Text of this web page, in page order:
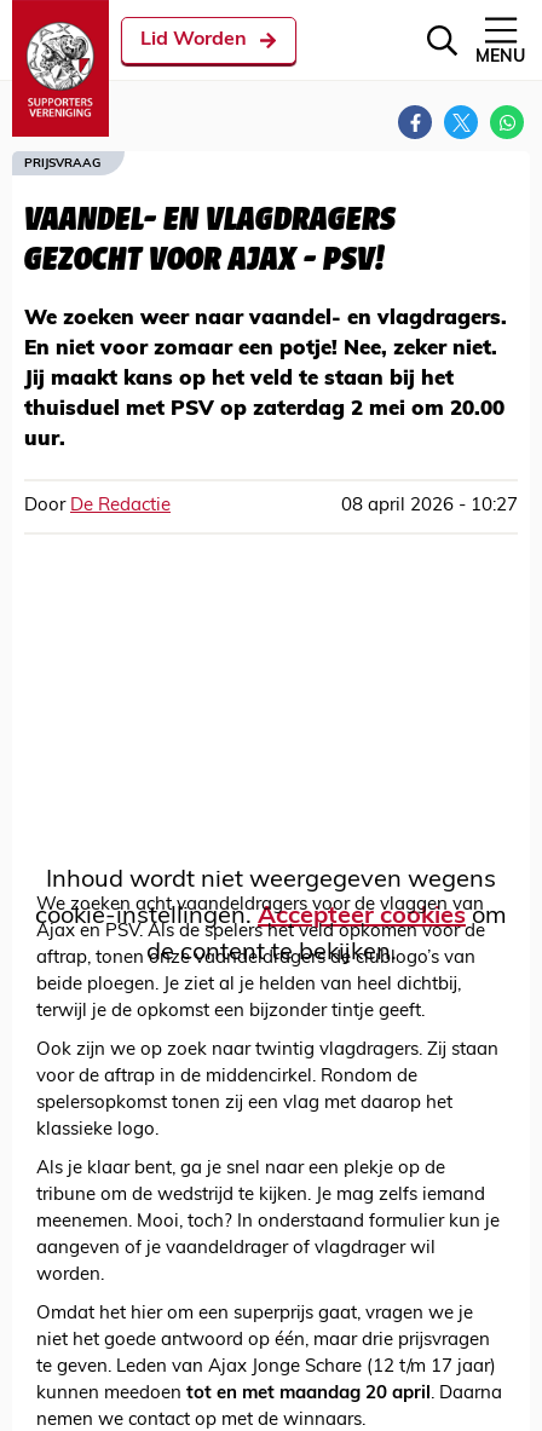
Lid Worden
MENU
PRIJSVRAAG
VAANDEL- EN VLAGDRAGERS
GEZOCHT VOOR AJAX - PSV!
We zoeken weer naar vaandel- en vlagdragers.
En niet voor zomaar een potje! Nee, zeker niet.
Jij maakt kans op het veld te staan bij het
thuisduel met PSV op zaterdag 2 mei om 20.00
uur.
Door De Redactie 08 april 2026 - 10:27
Inhoud wordt niet weergegeven wegens
cookie-instellingen.Accepteer cookiesom
de content te bekijken.
We zoeken acht vaandeldragers voor de vlaggen van
Ajax en PSV. Als de spelers het veld opkomen voor de
aftrap, tonen onze vaandeldragers de clublogo’s van
beide ploegen. Je ziet al je helden van heel dichtbij,
terwijl je de opkomst een bijzonder tintje geeft.
Ook zijn we op zoek naar twintig vlagdragers. Zij staan
voor de aftrap in de middencirkel. Rondom de
spelersopkomst tonen zij een vlag met daarop het
klassieke logo.
Als je klaar bent, ga je snel naar een plekje op de
tribune om de wedstrijd te kijken. Je mag zelfs iemand
meenemen. Mooi, toch? In onderstaand formulier kun je
aangeven of je vaandeldrager of vlagdrager wil
worden.
Omdat het hier om een superprijs gaat, vragen we je
niet het goede antwoord op één, maar drie prijsvragen
te geven. Leden van Ajax Jonge Schare (12 t/m 17 jaar)
kunnen meedoen tot en met maandag 20 april . Daarna
nemen we contact op met de winnaars.